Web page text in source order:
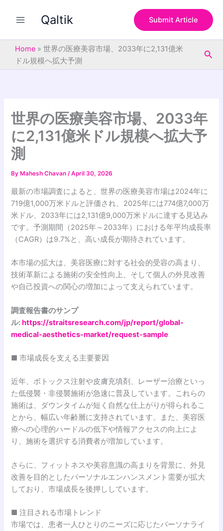
Qaltik Submit Article
Home » 世界の医療美容市場、2033年に2,131億米
ドル規模へ拡大予測
世界の医療美容市場、2033年
に2,131億米ドル規模へ拡大予
測
By Mahesh Chavan/April 30, 2026
最新の市場調査によると、世界の医療美容市場は2024年に
719億1,000万米ドルと評価され、2025年には774億7,000万
米ドル、2033年には2,131億9,000万米ドルに達する見込み
です。予測期間（2025年～2033年）における年平均成長率
（CAGR）は9.7%と、高い成長が期待されています。
本市場の拡大は、美容医療に対する社会的受容の高まり、
技術革新による施術の安全性向上、そして個人の外見改善
や自己投資への関心の増加によって支えられています。
調査報告書のサンプ
ル:https://straitsresearch.com/jp/report/global-
medical-aesthetics-market/request-sample
■ 市場成長を支える主要要因
近年、ボトックス注射や皮膚充填剤、レーザー治療といっ
た低侵襲・非侵襲施術が急速に普及しています。これらの
施術は、ダウンタイムが短く自然な仕上がりが得られるこ
とから、幅広い年齢層に支持されています。また、美容医
療への心理的ハードルの低下や情報アクセスの向上によ
り、施術を選択する消費者が増加しています。
さらに、フィットネスや美容意識の高まりを背景に、外見
改善を目的としたパーソナルエンハンスメント需要が拡大
しており、市場成長を後押ししています。
■ 注目される市場トレンド
市場では、患者一人ひとりのニーズに応じたパーソナライ